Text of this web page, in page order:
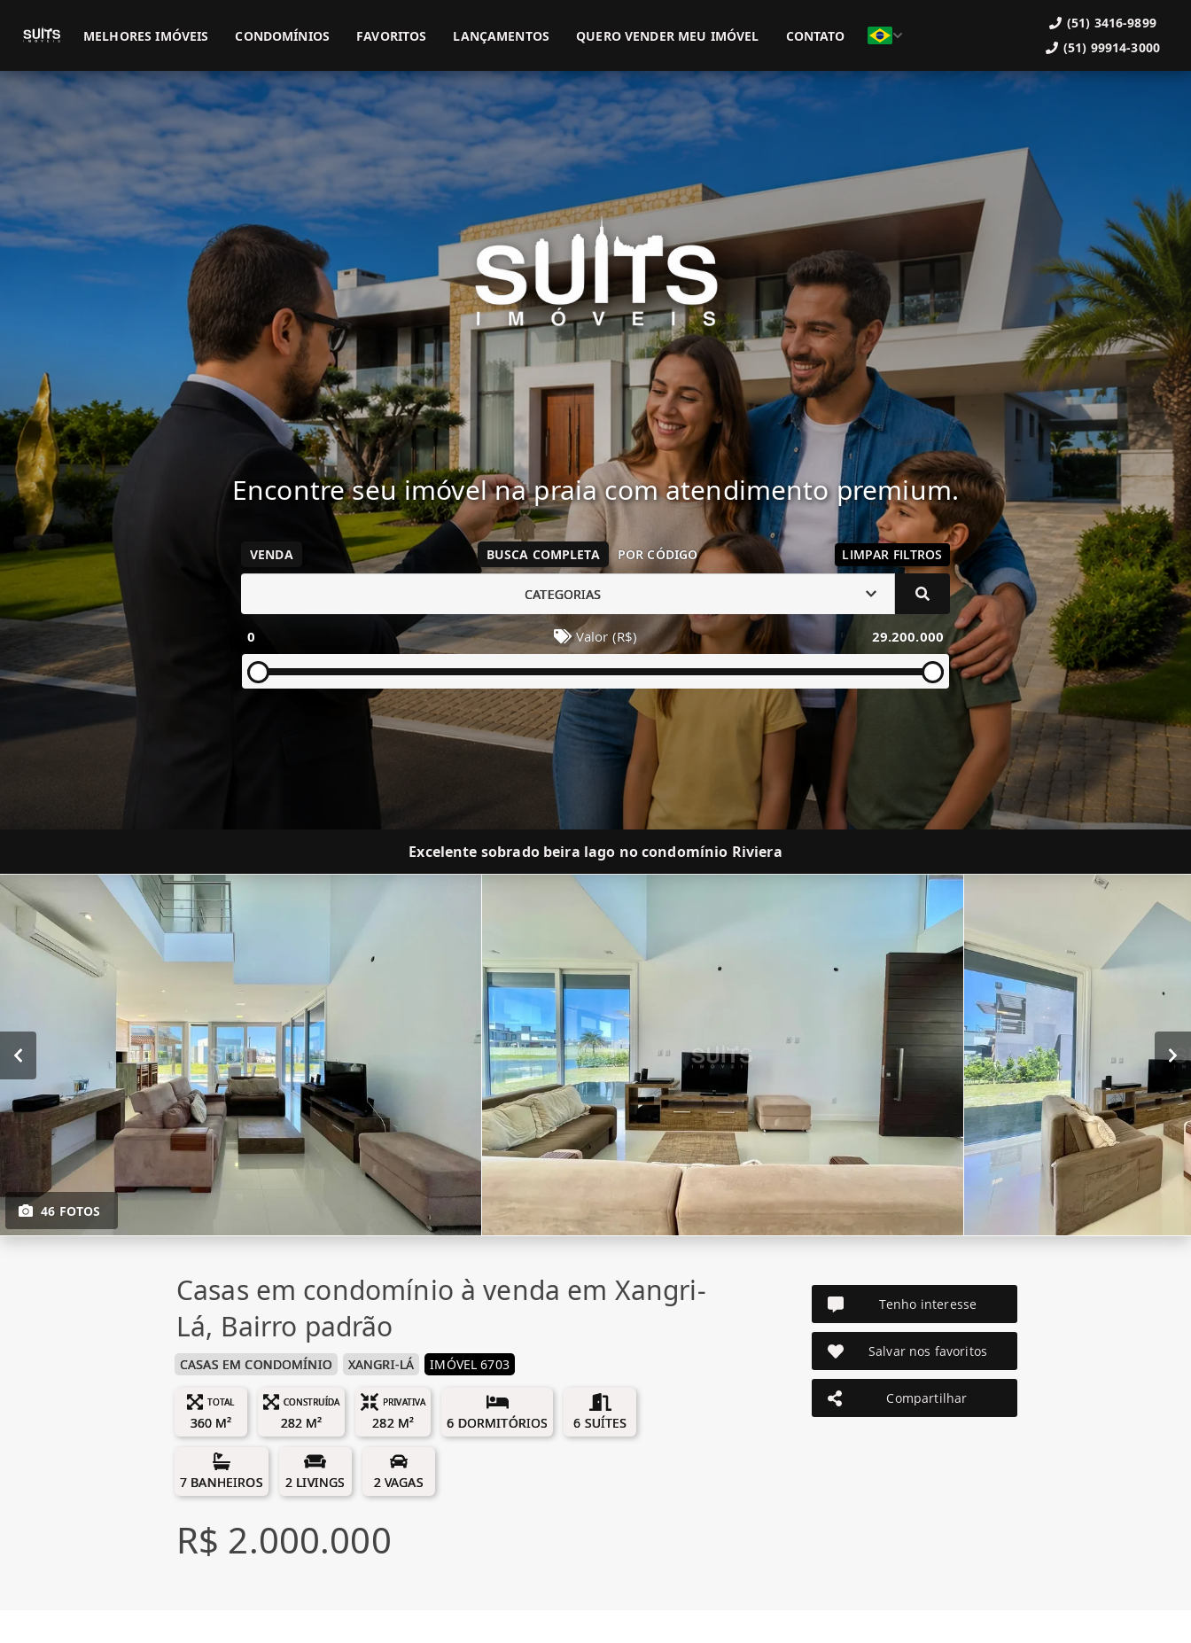
(51) 3416-9899 (51) 99914-3000
MELHORES IMÓVEIS CONDOMÍNIOS FAVORITOS LANÇAMENTOS QUERO VENDER MEU IMÓVEL CONTATO
(51) 3416-9899
(51) 99914-3000
Encontre seu imóvel na praia com atendimento premium.
VENDA BUSCA COMPLETA POR CÓDIGO LIMPAR FILTROS
CATEGORIAS
0 Valor (R$) 29.200.000
Excelente sobrado beira lago no condomínio Riviera
46 FOTOS
Casas em condomínio à venda em Xangri-
Lá, Bairro padrão
CASAS EM CONDOMÍNIO XANGRI-LÁ IMÓVEL 6703
TOTAL
360 M²
CONSTRUÍDA
282 M²
PRIVATIVA
282 M² 6 DORMITÓRIOS 6 SUÍTES
7 BANHEIROS 2 LIVINGS 2 VAGAS
R$ 2.000.000
Tenho interesse
Salvar nos favoritos
Compartilhar